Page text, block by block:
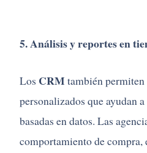
5. Análisis y reportes en
Los CRM también permiten
personalizados que ayudan
basadas en datos. Las
comportamiento de compra,